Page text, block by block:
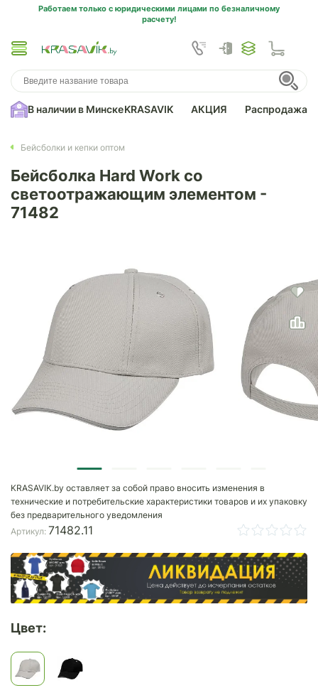
Работаем только с юридическими лицами по безналичному
расчету!
В наличии в МинскеKRASAVIK АКЦИЯ Распродажа
Бейсболки и кепки оптом
Бейсболка Hard Work со
светоотражающим элементом -
71482
KRASAVIK.by оставляет за собой право вносить изменения в
технические и потребительские характеристики товаров и их упаковку
без предварительного уведомления
Артикул: 71482.11
Цвет: